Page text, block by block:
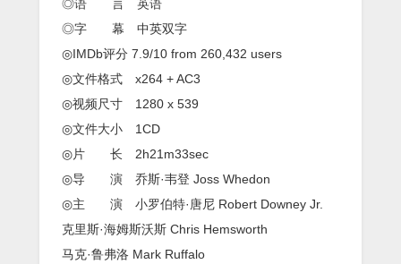
◎语 言 英语
◎字 幕 中英双字
◎IMDb评分 7.9/10 from 260,432 users
◎文件格式 x264 + AC3
◎视频尺寸 1280 x 539
◎文件大小 1CD
◎片 长 2h21m33sec
◎导 演 乔斯·韦登 Joss Whedon
◎主 演 小罗伯特·唐尼 Robert Downey Jr.
克里斯·海姆斯沃斯 Chris Hemsworth
马克·鲁弗洛 Mark Ruffalo